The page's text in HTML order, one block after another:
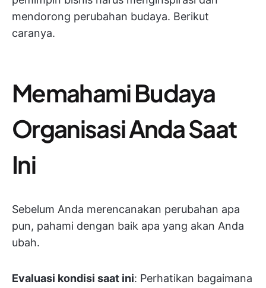
mendorong perubahan budaya. Berikut
caranya.
Memahami Budaya
Organisasi Anda Saat
Ini
Sebelum Anda merencanakan perubahan apa
pun, pahami dengan baik apa yang akan Anda
ubah.
Evaluasi kondisi saat ini: Perhatikan bagaimana